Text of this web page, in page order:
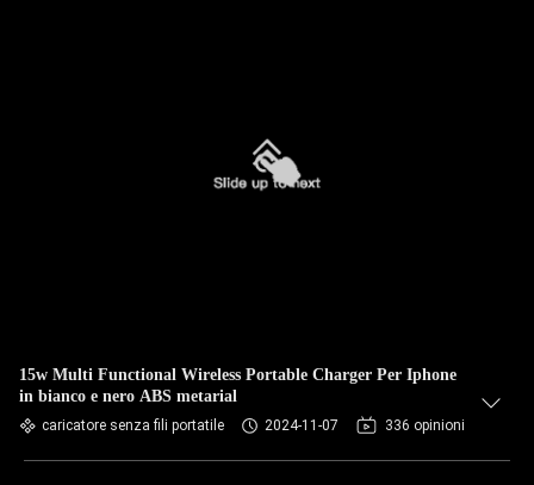
15w Multi Functional Wireless Portable Charger Per Iphone
in bianco e nero ABS metarial
caricatore senza fili portatile 2024-11-07 336 opinioni